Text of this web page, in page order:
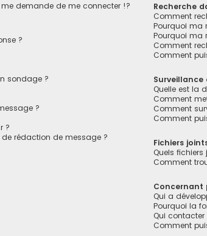
demande de me connecter !?
?
sondage ?
?
?
rédaction de message ?
Recherche
Comment
Pourquoi ma
Pourquoi ma
Comment
Comment
Surveillance
Quelle est la
Comment
Comment
Comment
Fichiers
Quels
Comment
Concernant
Qui a
Pourquoi la
Qui
Comment